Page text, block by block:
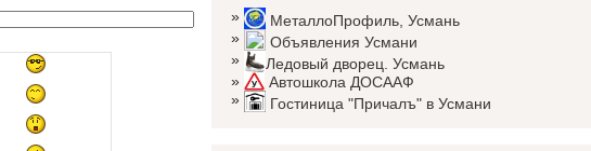
» МеталлоПрофиль Усмань
»
Объявления Усмани
»
Ледовый дворец. Усмань
»
Автошкола ДОСААФ
»
Гостиница "Причалъ" в Усмани